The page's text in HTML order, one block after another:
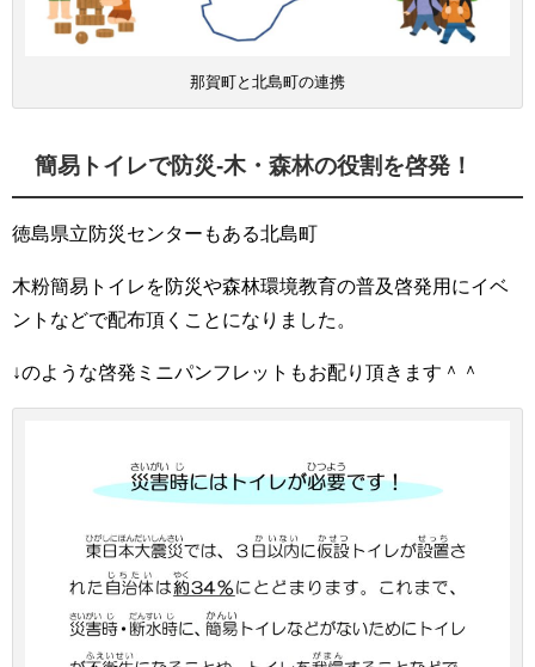
那賀町と北島町の連携
簡易トイレで防災-木・森林の役割を啓発！
徳島県立防災センターもある北島町
木粉簡易トイレを防災や森林環境教育の普及啓発用にイベ
ントなどで配布頂くことになりました。
↓のような啓発ミニパンフレットもお配り頂きます＾＾